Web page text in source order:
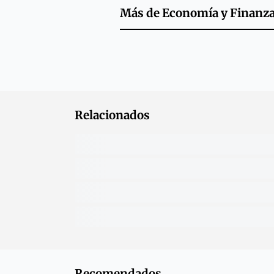
Más deEconomía y
Relacionados